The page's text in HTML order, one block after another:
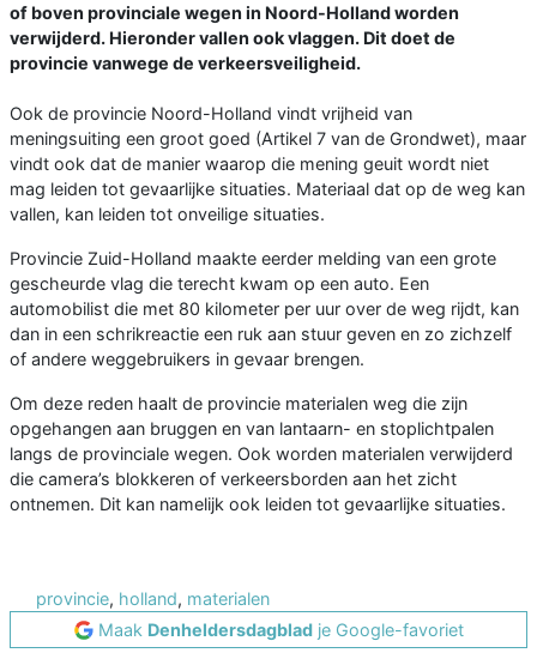
of boven provinciale wegen in Noord-Holland worden
verwijderd. Hieronder vallen ook vlaggen. Dit doet de
provincie vanwege de verkeersveiligheid.
Ook de provincie Noord-Holland vindt vrijheid van
meningsuiting een groot goed (Artikel 7 van de Grondwet), maar
vindt ook dat de manier waarop die mening geuit wordt niet
mag leiden tot gevaarlijke situaties. Materiaal dat op de weg kan
vallen, kan leiden tot onveilige situaties.
Provincie Zuid-Holland maakte eerder melding van een grote
gescheurde vlag die terecht kwam op een auto. Een
automobilist die met 80 kilometer per uur over de weg rijdt, kan
dan in een schrikreactie een ruk aan stuur geven en zo zichzelf
of andere weggebruikers in gevaar brengen.
Om deze reden haalt de provincie materialen weg die zijn
opgehangen aan bruggen en van lantaarn- en stoplichtpalen
langs de provinciale wegen. Ook worden materialen verwijderd
die camera’s blokkeren of verkeersborden aan het zicht
ontnemen. Dit kan namelijk ook leiden tot gevaarlijke situaties.
provincie, holland, materialen
Maak Denheldersdagbladje Google-favoriet